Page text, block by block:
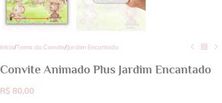
Início/Tema do Convite/Jardim Encantado
Convite Animado Plus Jardim Encantado
R$ 80,00